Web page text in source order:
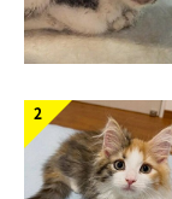
通称もーちゃん。
ワフルおじいちゃ
2002年9月10日生
てんてん